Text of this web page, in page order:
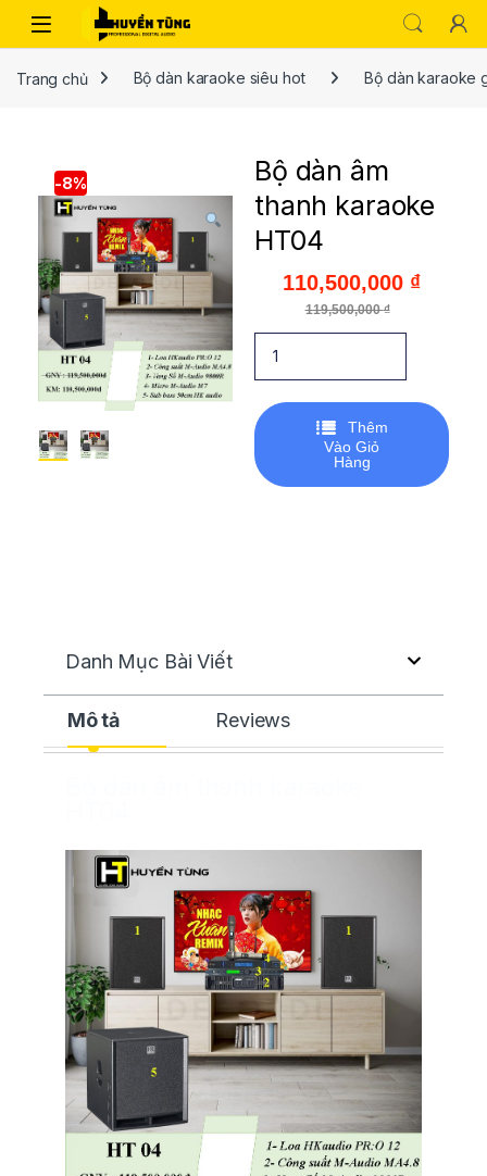
Trang chủ Bộ dàn karaoke siêu hot Bộ dàn karaoke
-8%
Bộ dàn âm
thanh karaoke
HT04
110,500,000 ₫
119,500,000₫
Thêm
Vào Giỏ
Hàng
Danh Mục Bài Viết
Mô tả Reviews